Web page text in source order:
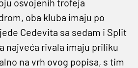
osvojenih trofeja
oba kluba imaju po
Cedevita sa sedam i Split
najveća rivala imaju priliku
na vrh ovog popisa, s tim